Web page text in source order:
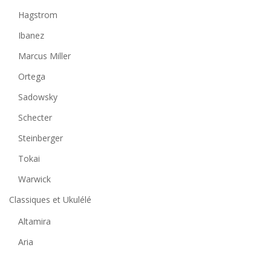
Hagstrom
Ibanez
Marcus Miller
Ortega
Sadowsky
Schecter
Steinberger
Tokai
Warwick
Classiques et Ukulélé
Altamira
Aria